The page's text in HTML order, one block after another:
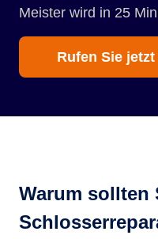
Meister wird in 25
Rufen Sie jetzt
Warum sollten